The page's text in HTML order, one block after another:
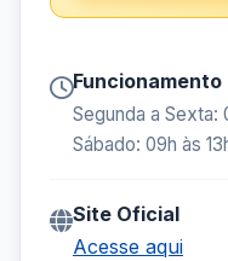
Funcionamento
Segunda a Sexta:
Sábado: 09h às
Site Oficial
Acesse aqui